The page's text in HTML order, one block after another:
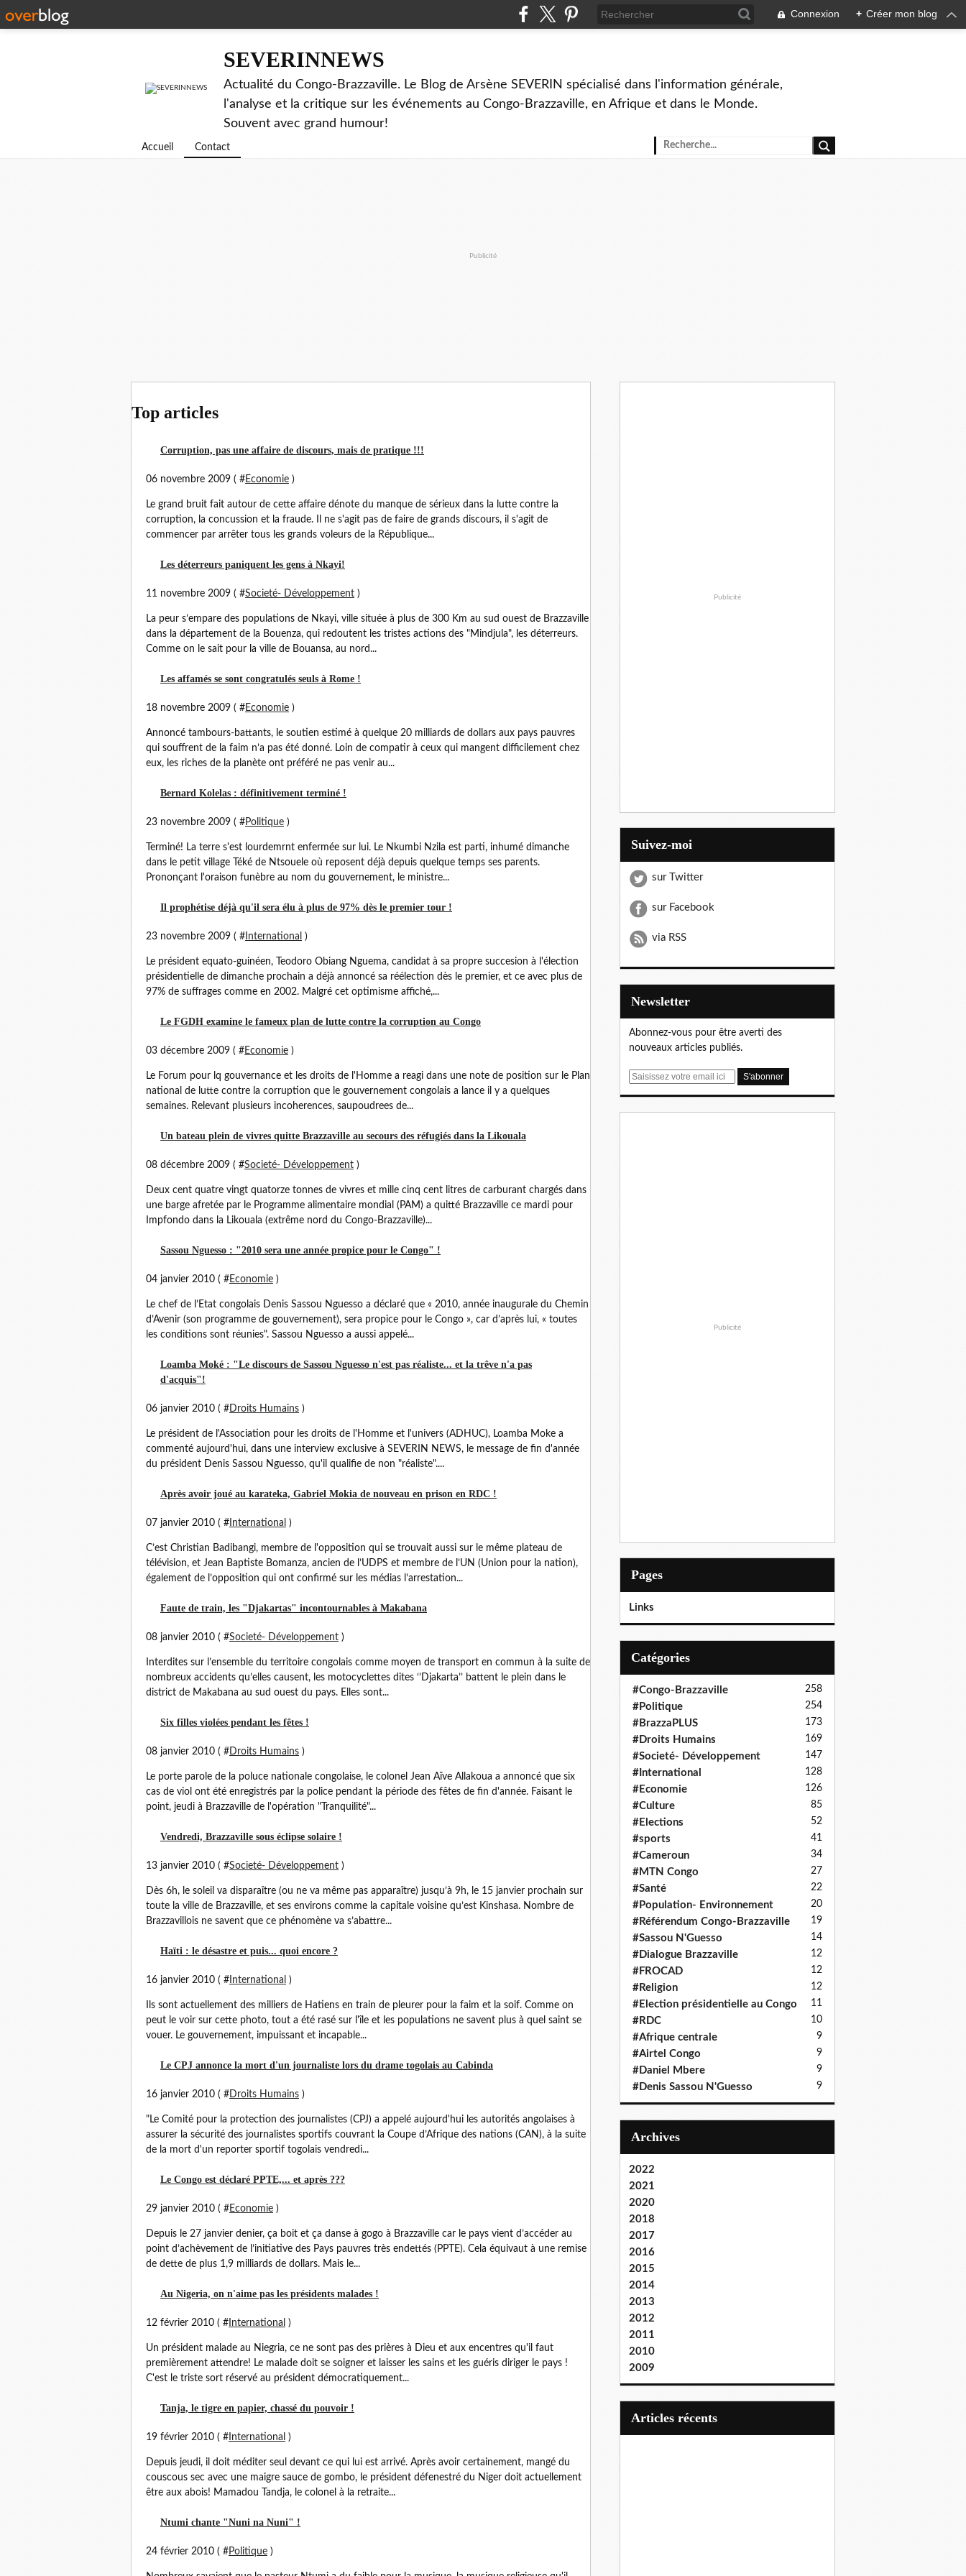
Connexion + Créer mon blog
SEVERINNEWS
Actualité du Congo-Brazzaville. Le Blog de Arsène SEVERIN spécialisé dans l'information générale,
l'analyse et la critique sur les événements au Congo-Brazzaville, en Afrique et dans le Monde.
Souvent avec grand humour!
Accueil Contact
Publicité
Top articles
Corruption, pas une affaire de discours, mais de pratique !!!
06 novembre 2009 ( #Economie )
Le grand bruit fait autour de cette affaire dénote du manque de sérieux dans la lutte contre la
corruption, la concussion et la fraude. Il ne s'agit pas de faire de grands discours, il s'agit de
commencer par arrêter tous les grands voleurs de la République...
Les déterreurs paniquent les gens à Nkayi!
11 novembre 2009 ( #Societé- Développement )
La peur s’empare des populations de Nkayi, ville située à plus de 300 Km au sud ouest de Brazzaville
dans la département de la Bouenza, qui redoutent les tristes actions des "Mindjula", les déterreurs.
Comme on le sait pour la ville de Bouansa, au nord...
Les affamés se sont congratulés seuls à Rome !
18 novembre 2009 ( #Economie )
Annoncé tambours-battants, le soutien estimé à quelque 20 milliards de dollars aux pays pauvres
qui souffrent de la faim n’a pas été donné. Loin de compatir à ceux qui mangent difficilement chez
eux, les riches de la planète ont préféré ne pas venir au...
Bernard Kolelas : définitivement terminé !
23 novembre 2009 ( #Politique )
Terminé! La terre s'est lourdemrnt enfermée sur lui. Le Nkumbi Nzila est parti, inhumé dimanche
dans le petit village Téké de Ntsouele où reposent déjà depuis quelque temps ses parents.
Prononçant l'oraison funèbre au nom du gouvernement, le ministre...
Il prophétise déjà qu'il sera élu à plus de 97% dès le premier tour !
23 novembre 2009 ( # International )
Le président equato-guinéen, Teodoro Obiang Nguema, candidat à sa propre succesion à l'élection
présidentielle de dimanche prochain a déjà annoncé sa réélection dès le premier, et ce avec plus de
97% de suffrages comme en 2002. Malgré cet optimisme affiché,...
Le FGDH examine le fameux plan de lutte contre la corruption au Congo
03 décembre 2009 ( #Economie )
Le Forum pour lq gouvernance et les droits de l'Homme a reagi dans une note de position sur le Plan
national de lutte contre la corruption que le gouvernement congolais a lance il y a quelques
semaines. Relevant plusieurs incoherences, saupoudrees de...
Un bateau plein de vivres quitte Brazzaville au secours des réfugiés dans la Likouala
08 décembre 2009 ( #Societé- Développement )
Deux cent quatre vingt quatorze tonnes de vivres et mille cinq cent litres de carburant chargés dans
une barge afretée par le Programme alimentaire mondial (PAM) a quitté Brazzaville ce mardi pour
Impfondo dans la Likouala (extrême nord du Congo-Brazzaville)...
Sassou Nguesso : "2010 sera une année propice pour le Congo" !
04 janvier 2010 ( #Economie )
Le chef de l’Etat congolais Denis Sassou Nguesso a déclaré que « 2010, année inaugurale du Chemin
d’Avenir (son programme de gouvernement), sera propice pour le Congo », car d’après lui, « toutes
les conditions sont réunies". Sassou Nguesso a aussi appelé...
Loamba Moké : "Le discours de Sassou Nguesso n'est pas réaliste... et la trêve n'a pas
d'acquis"!
06 janvier 2010 ( #Droits Humains )
Le président de l'Association pour les droits de l'Homme et l'univers (ADHUC), Loamba Moke a
commenté aujourd'hui, dans une interview exclusive à SEVERIN NEWS, le message de fin d'année
du président Denis Sassou Nguesso, qu'il qualifie de non "réaliste"....
Après avoir joué au karateka, Gabriel Mokia de nouveau en prison en RDC !
07 janvier 2010 ( # International )
C’est Christian Badibangi, membre de l'opposition qui se trouvait aussi sur le même plateau de
télévision, et Jean Baptiste Bomanza, ancien de l’UDPS et membre de l’UN (Union pour la nation),
également de l’opposition qui ont confirmé sur les médias l’arrestation...
Faute de train, les "Djakartas" incontournables à Makabana
08 janvier 2010 ( #Societé- Développement )
Interdites sur l’ensemble du territoire congolais comme moyen de transport en commun à la suite de
nombreux accidents qu’elles causent, les motocyclettes dites ‘’Djakarta’’ battent le plein dans le
district de Makabana au sud ouest du pays. Elles sont...
Six filles violées pendant les fêtes !
08 janvier 2010 ( #Droits Humains )
Le porte parole de la poluce nationale congolaise, le colonel Jean Aïve Allakoua a annoncé que six
cas de viol ont été enregistrés par la police pendant la période des fêtes de fin d'année. Faisant le
point, jeudi à Brazzaville de l'opération "Tranquilité"...
Vendredi, Brazzaville sous éclipse solaire !
13 janvier 2010 ( #Societé- Développement )
Dès 6h, le soleil va disparaître (ou ne va même pas apparaître) jusqu’à 9h, le 15 janvier prochain sur
toute la ville de Brazzaville, et ses environs comme la capitale voisine qu’est Kinshasa. Nombre de
Brazzavillois ne savent que ce phénomène va s’abattre...
Haïti : le désastre et puis... quoi encore ?
16 janvier 2010 ( # International )
Ils sont actuellement des milliers de Hatiens en train de pleurer pour la faim et la soif. Comme on
peut le voir sur cette photo, tout a été rasé sur l'île et les populations ne savent plus à quel saint se
vouer. Le gouvernement, impuissant et incapable...
Le CPJ annonce la mort d'un journaliste lors du drame togolais au Cabinda
16 janvier 2010 ( #Droits Humains )
"Le Comité pour la protection des journalistes (CPJ) a appelé aujourd'hui les autorités angolaises à
assurer la sécurité des journalistes sportifs couvrant la Coupe d’Afrique des nations (CAN), à la suite
de la mort d'un reporter sportif togolais vendredi...
Le Congo est déclaré PPTE,... et après ???
29 janvier 2010 ( #Economie )
Depuis le 27 janvier denier, ça boit et ça danse à gogo à Brazzaville car le pays vient d’accéder au
point d’achèvement de l’initiative des Pays pauvres très endettés (PPTE). Cela équivaut à une remise
de dette de plus 1,9 milliards de dollars. Mais le...
Au Nigeria, on n'aime pas les présidents malades !
12 février 2010 ( # International )
Un président malade au Niegria, ce ne sont pas des prières à Dieu et aux encentres qu'il faut
premièrement attendre! Le malade doit se soigner et laisser les sains et les guéris diriger le pays !
C'est le triste sort réservé au président démocratiquement...
Tanja, le tigre en papier, chassé du pouvoir !
19 février 2010 ( # International )
Depuis jeudi, il doit méditer seul devant ce qui lui est arrivé. Après avoir certainement, mangé du
couscous sec avec une maigre sauce de gombo, le président défenestré du Niger doit actuellement
être aux abois! Mamadou Tandja, le colonel à la retraite...
Ntumi chante "Nuni na Nuni" !
24 février 2010 ( #Politique )
Publicité
Suivez-moi
sur Twitter
sur Facebook
via RSS
Newsletter
Abonnez-vous pour être averti des
nouveaux articles publiés.
E
Publicité
Pages
Links
Catégories
#Congo-Brazzaville 258
#Politique 254
#BrazzaPLUS 173
#Droits Humains 169
#Societé- Développement 147
#International 128
#Economie 126
#Culture 85
#Elections 52
#sports 41
#Cameroun 34
#MTN Congo 27
#Santé 22
#Population- Environnement 20
#Référendum Congo-Brazzaville 19
#Sassou N'Guesso 14
#Dialogue Brazzaville 12
#FROCAD 12
#Religion 12
#Election présidentielle au Congo 11
#RDC 10
#Afrique centrale 9
#Airtel Congo 9
#Daniel Mbere 9
#Denis Sassou N'Guesso 9
Archives
2022
2021
2020
2018
2017
2016
2015
2014
2013
2012
2011
2010
2009
articles récents